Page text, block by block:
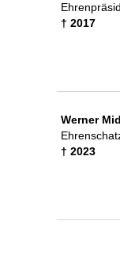
† 2017
Werner
† 2023